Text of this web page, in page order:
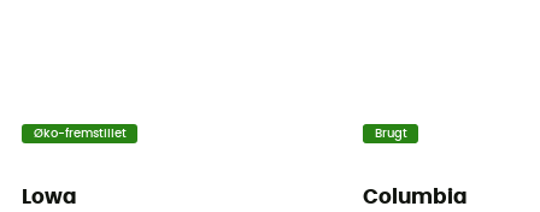
Øko-fremstillet
Lowa
Brugt
Columbia